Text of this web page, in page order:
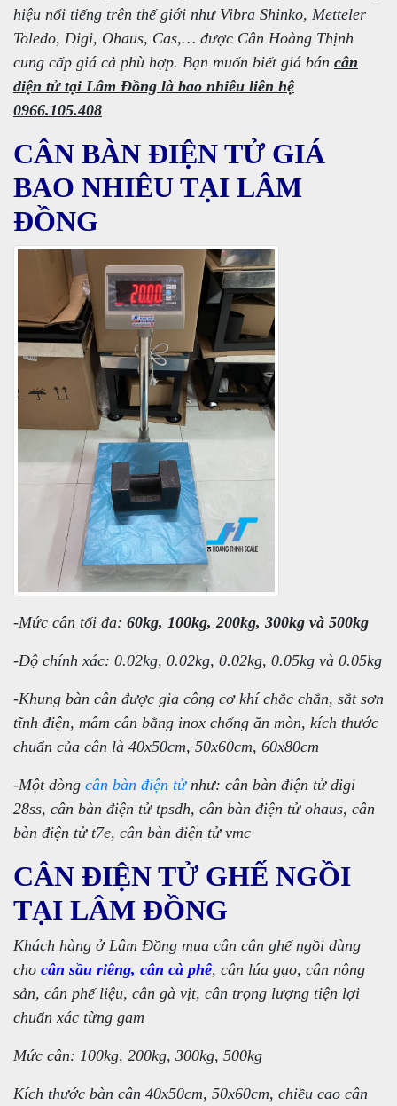
hiệu nổi tiếng trên thế giới như Vibra Shinko, Metteler
Toledo, Digi, Ohaus, Cas,… được Cân Hoàng Thịnh
cung cấp giá cả phù hợp. Bạn muốn biết giá bán cân
điện tử tại Lâm Đồng là bao nhiêu liên hệ
0966.105.408
CÂN BÀN ĐIỆN TỬ GIÁ
BAO NHIÊU TẠI LÂM
ĐỒNG
-Mức cân tối đa: 60kg, 100kg, 200kg, 300kg và 500kg
-Độ chính xác: 0.02kg, 0.02kg, 0.02kg, 0.05kg và 0.05kg
-Khung bàn cân được gia công cơ khí chắc chắn, sắt sơn
tĩnh điện, mâm cân bằng inox chống ăn mòn, kích thước
chuẩn của cân là 40x50cm, 50x60cm, 60x80cm
-Một dòng cân bàn điện tửnhư: cân bàn điện tử digi
28ss, cân bàn điện tử tpsdh, cân bàn điện tử ohaus, cân
bàn điện tử t7e, cân bàn điện tử vmc
CÂN ĐIỆN TỬ GHẾ NGỒI
TẠI LÂM ĐỒNG
Khách hàng ở Lâm Đồng mua cân cân ghế ngồi dùng
cho cân sầu riêng, cân cà phê, cân lúa gạo, cân nông
sản, cân phế liệu, cân gà vịt, cân trọng lượng tiện lợi
chuẩn xác từng gam
Mức cân: 100kg, 200kg, 300kg, 500kg
Kích thước bàn cân 40x50cm, 50x60cm, chiều cao cân